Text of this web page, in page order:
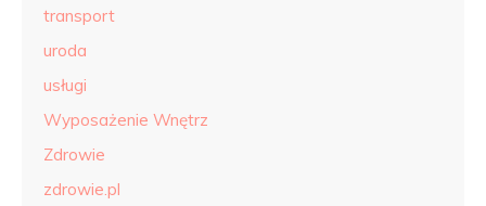
transport
uroda
usługi
Wyposażenie Wnętrz
Zdrowie
zdrowie.pl